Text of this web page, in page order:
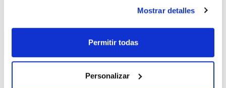
Mostrar detalles
Permitir todas
Personalizar
Ver stock